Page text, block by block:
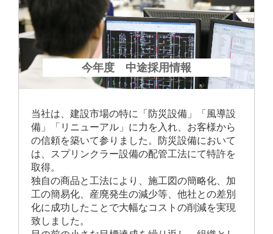
今年度 中途採用情報
当社は、建設市場の特に「防災設備」「風導設
備」「リニューアル」に力を入れ、お客様から
の信頼を築いて参りました。防災設備において
は、スプリンクラー設備の配管工法にて特許を
取得。
独自の商品と工法により、施工図の簡略化、加
工の簡易化、産廃発生の減少等、他社との差別
化に成功したことで大幅なコストの削減を実現
致しました。